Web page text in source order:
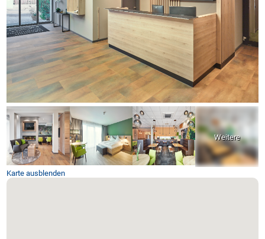
Karte ausblenden